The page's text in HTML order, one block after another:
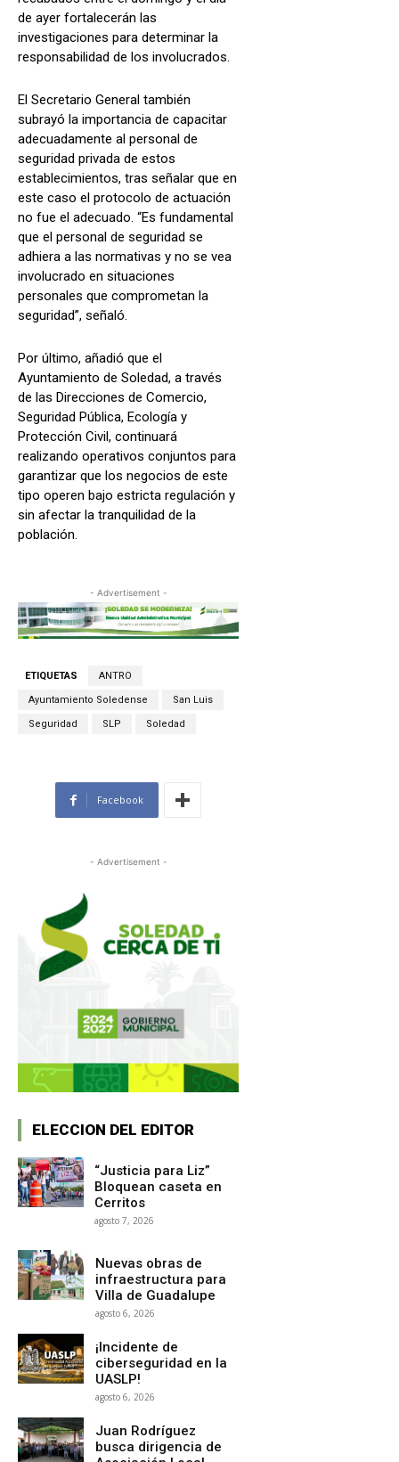
de ayer fortalecerán las
investigaciones para determinar la
responsabilidad de los involucrados.
El Secretario General también
subrayó la importancia de capacitar
adecuadamente al personal de
seguridad privada de estos
establecimientos, tras señalar que en
este caso el protocolo de actuación
no fue el adecuado. “Es fundamental
que el personal de seguridad se
adhiera a las normativas y no se vea
involucrado en situaciones
personales que comprometan la
seguridad”, señaló.
Por último, añadió que el
Ayuntamiento de Soledad, a través
de las Direcciones de Comercio,
Seguridad Pública, Ecología y
Protección Civil, continuará
realizando operativos conjuntos para
garantizar que los negocios de este
tipo operen bajo estricta regulación y
sin afectar la tranquilidad de la
población.
- Advertisement -
ETIQUETAS ANTRO
Ayuntamiento Soledense San Luis
Seguridad SLP Soledad
Facebook
- Advertisement -
ELECCION DEL EDITOR
“Justicia para Liz”
Bloquean caseta en
Cerritos
agosto 7, 2026
Nuevas obras de
infraestructura para
Villa de Guadalupe
agosto 6, 2026
¡Incidente de
ciberseguridad en la
UASLP!
agosto 6, 2026
Juan Rodríguez
busca dirigencia de